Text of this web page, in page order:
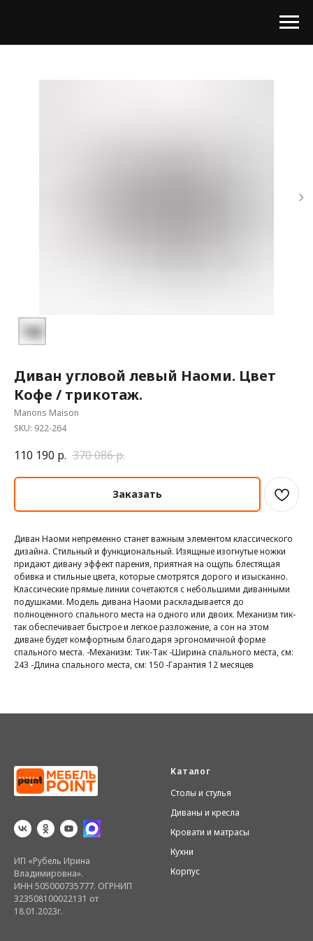
Диван угловой левый Наоми. Цвет
Кофе / трикотаж.
Manons Maison
SKU: 922-264
110 190 р. 370 086р.
Заказать
Диван Наоми непременно станет важным элементом классического
дизайна. Стильный и функциональный. Изящные изогнутые ножки
придают дивану эффект парения, приятная на ощупь блестящая
обивка и стильные цвета, которые смотрятся дорого и изысканно.
Классические прямые линии сочетаются с небольшими диванными
подушками. Модель дивана Наоми раскладывается до
полноценного спального места на одного или двоих. Механизм тик-
так обеспечивает быстрое и легкое разложение, а сон на этом
диване будет комфортным благодаря эргономичной форме
спального места. -Механизм: Тик-Так -Ширина спального места, см:
243 -Длина спального места, см: 150 -Гарантия 12 месяцев
ИП «Рубель Ирина
Владимировна».
ИНН 505000735777. ОГРНИП
323508100022131 от
18.01.2023г.
Каталог
Столы и стулья
Диваны и кресла
Кровати и матрасы
Кухни
Корпус